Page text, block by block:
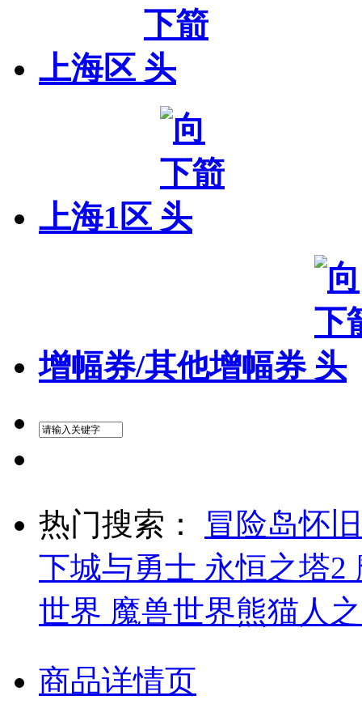
上海区
上海1区
增幅券/其他增幅券
热门搜索： 冒险岛怀
下城与勇士 永恒之塔2
世界 魔兽世界熊猫人
商品详情页